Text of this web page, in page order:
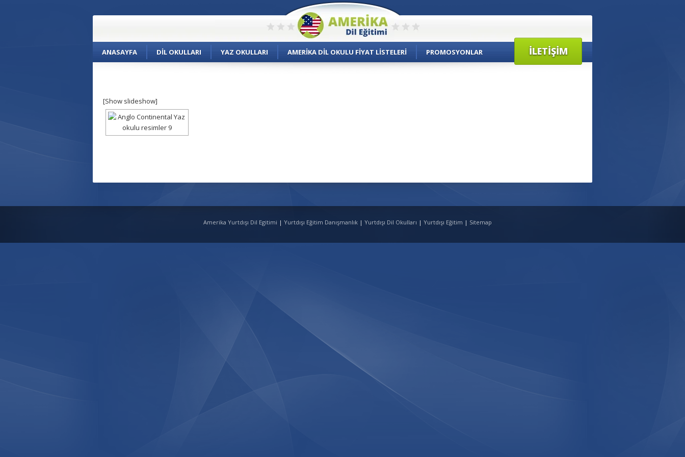
ANASAYFA DIL OKULLARI YAZ OKULLARI AMERIKA DIL OKULU FIYAT LISTELERI PROMOSYONLAR İLETIŞIM
[Show slideshow]
Amerika Yurtdışı Dil Egitimi | Yurtdışı Eğitim Danışmanlık | Yurtdışı Dil Okulları | Yurtdışı Eğitim | Sitemap